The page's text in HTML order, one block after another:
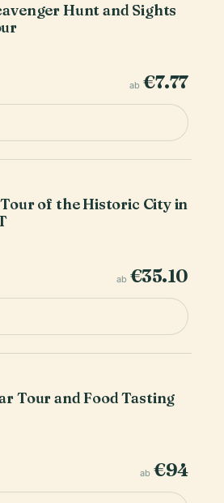
Hunt and Sights
ab €7.77
of the Historic City in
ab €35.10
Tour and Food Tasting
ab €94